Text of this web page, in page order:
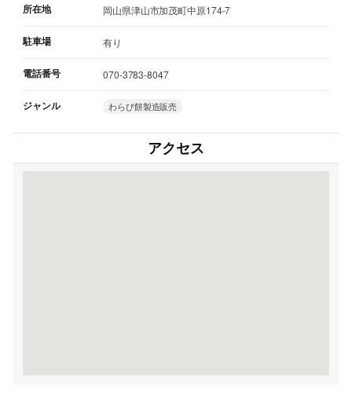
所在地 岡山県津山市加茂町中原174-7
駐車場 有り
電話番号 070-3783-8047
ジャンル わらび餅製造販売
アクセス